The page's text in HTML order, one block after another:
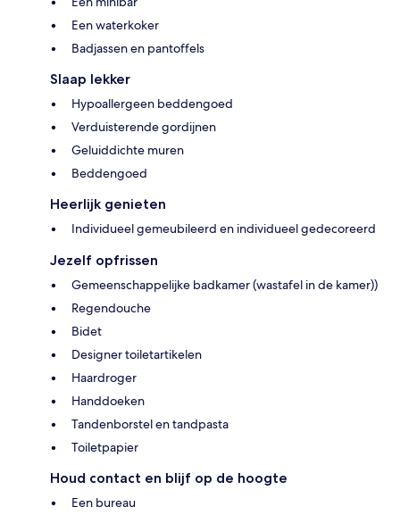
Een waterkoker
Badjassen en pantoffels
Slaap lekker
Hypoallergeen beddengoed
Verduisterende gordijnen
Geluiddichte muren
Beddengoed
Heerlijk genieten
Individueel gemeubileerd en individueel gedecoreerd
Jezelf opfrissen
Gemeenschappelijke badkamer (wastafel in de kamer))
Regendouche
Bidet
Designer toiletartikelen
Haardroger
Handdoeken
Tandenborstel en tandpasta
Toiletpapier
Houd contact en blijf op de hoogte
Een bureau